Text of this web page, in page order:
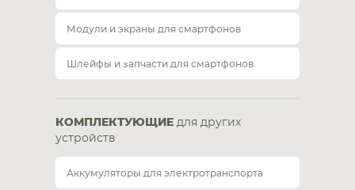
Модули и экраны для смартфонов
Шлейфы и запчасти для смартфонов
КОМПЛЕКТУЮЩИЕ для других
устройств
Аккумуляторы для электротранспорта